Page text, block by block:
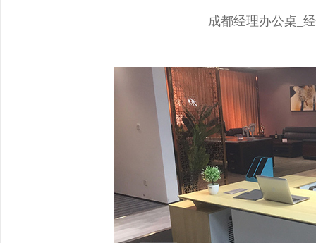
成都经理办公桌_